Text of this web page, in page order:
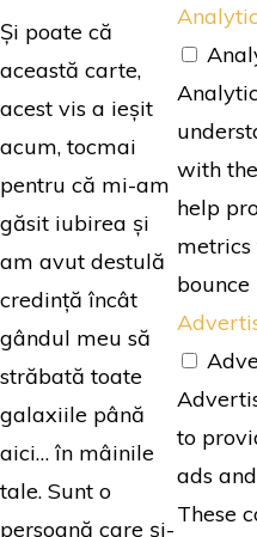
Și poate că
această carte,
acest vis a ieșit
acum, tocmai
pentru că mi-am
găsit iubirea și
am avut destulă
credință încât
gândul meu să
străbată toate
galaxiile până
aici… în mâinile
tale. Sunt o
persoană care și-
with
help
metrics
bounce
to
ads
These